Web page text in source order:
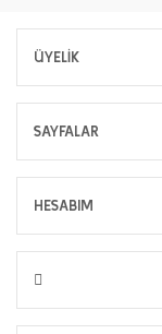
ÜYELİK
SAYFALAR
HESABIM